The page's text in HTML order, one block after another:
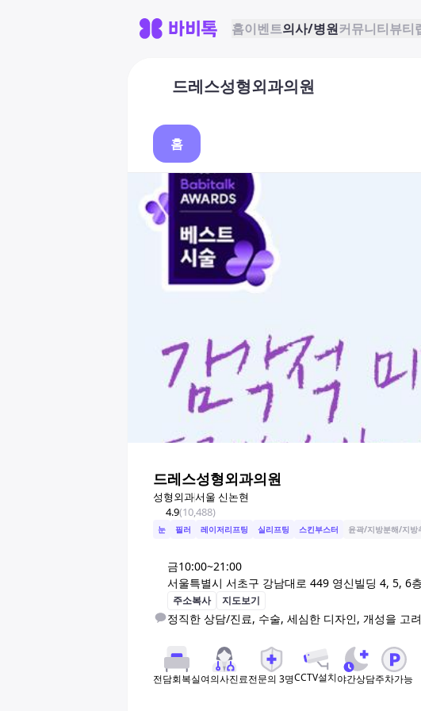
홈이벤트의사/병원커뮤니티뷰티
드레스성형외과의원
홈
드레스성형외과의원
성형외과서울 신논현
4.9(10,488)
눈 필러 레이저리프팅 실리프팅 스킨부스터 윤곽/지방분해/지방
금10:00~21:00
서울특별시 서초구 강남대로 449 영신빌딩 4, 5, 6층
주소복사 지도보기
정직한 상담/진료, 수술, 세심한 디자인, 개성을 고
전담회복실여의사진료전문의 3명CCTV설치야간상담주차가능